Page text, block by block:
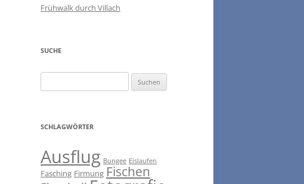
Frühwalk durch Villach
SUCHE
nach:
SCHLAGWÖRTER
Ausflug Bungee Eislaufen
Fasching Firmung Fischen